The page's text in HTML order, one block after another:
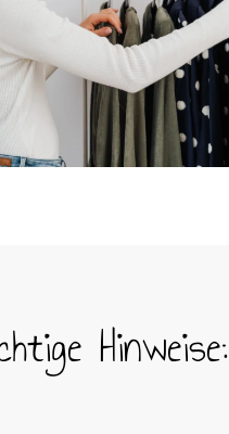
Hinweise: